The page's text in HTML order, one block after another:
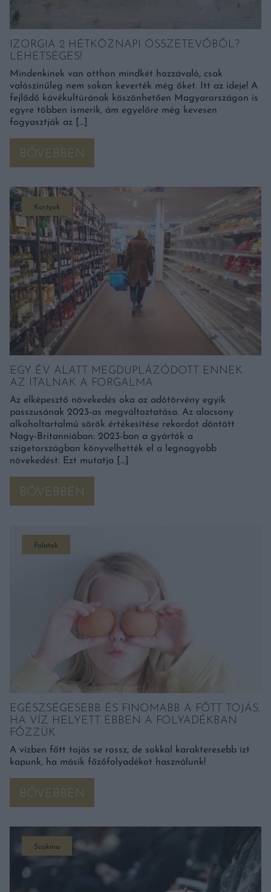
IZORGIA 2 HÉTKÖZNAPI ÖSSZETEVŐBŐL?
LEHETSÉGES!
Mindenkinek van otthon mindkét hozzávaló, csak
valószínűleg nem sokan keverték még őket. Itt az ideje! A
fejlődő kávékultúrának köszönhetően Magyarországon is
egyre többen ismerik, ám egyelőre még kevesen
fogyasztják az […]
BŐVEBBEN
Kortyok
EGY ÉV ALATT MEGDUPLÁZÓDOTT ENNEK
AZ ITALNAK A FORGALMA
Az elképesztő növekedés oka az adótörvény egyik
passzusának 2023-as megváltoztatása. Az alacsony
alkoholtartalmú sörök értékesítése rekordot döntött
Nagy-Britanniában: 2023-ban a gyártók a
szigetországban könyvelhették el a legnagyobb
növekedést. Ezt mutatja […]
BŐVEBBEN
Falatok
EGÉSZSÉGESEBB ÉS FINOMABB A FŐTT TOJÁS,
HA VÍZ HELYETT EBBEN A FOLYADÉKBAN
FŐZZÜK
A vízben főtt tojás se rossz, de sokkal karakteresebb ízt
kapunk, ha másik főzőfolyadékot használunk!
BŐVEBBEN
Szakma